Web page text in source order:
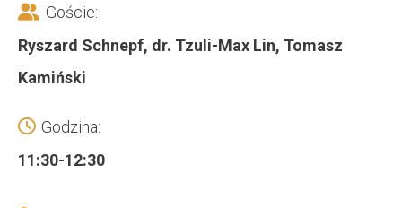
Goście:
Ryszard Schnepf, dr. Tzuli-Max Lin, Tomasz
Kamiński
Godzina:
11:30-12:30